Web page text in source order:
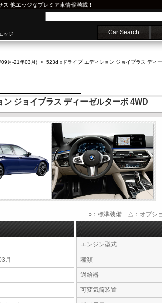
ス 他エッジなプレミア車情報満載！
ッジ Car Search
月-21年03月) > 523d xドライブ エディション ジョイプラス ディー
ジョイプラス ディーゼルターボ 4WD
○：標準装備 △：オプシ
月
エンジン型式
種類
過給器
可変気筒装置